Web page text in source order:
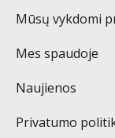
Mūsų vykdomi
Mes spaudoje
Naujienos
Privatumo